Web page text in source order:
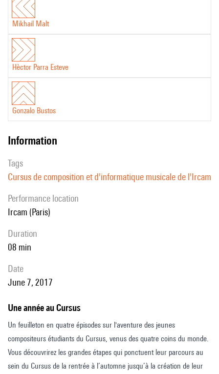
Mikhail Malt
Hèctor Parra Esteve
Gonzalo Bustos
information
Tags
Cursus de composition et d'informatique musicale de l'Ircam
performance location
Ircam (Paris)
duration
08 min
date
June 7, 2017
Une année au Cursus
Un feuilleton en quatre épisodes sur l'aventure des jeunes
compositeurs étudiants du Cursus, venus des quatre coins du monde.
Vous découvrirez les grandes étapes qui ponctuent leur parcours au
sein du Cursus de la rentrée à l’automne jusqu’à la création de leur